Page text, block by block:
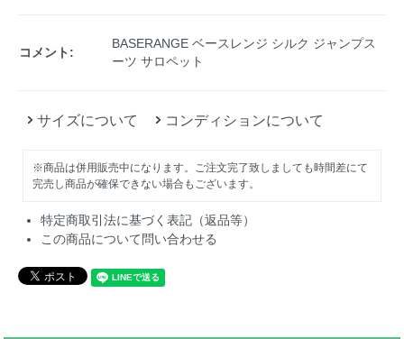
コメント:
BASERANGE ベースレンジ シルク ジャンプス
ーツ サロペット
サイズについて コンディションについて
※商品は併用販売中になります。ご注文完了致しましても時間差にて
完売し商品が確保できない場合もございます。
特定商取引法に基づく表記（返品等）
この商品について問い合わせる